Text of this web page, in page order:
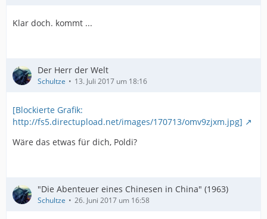
Klar doch. kommt ...
Der Herr der Welt
Schultze 13. Juli 2017 um 18:16
[Blockierte Grafik:
http://fs5.directupload.net/images/170713/omv9zjxm.jpg]
Wäre das etwas für dich, Poldi?
"Die Abenteuer eines Chinesen in China" (1963)
Schultze 26. Juni 2017 um 16:58